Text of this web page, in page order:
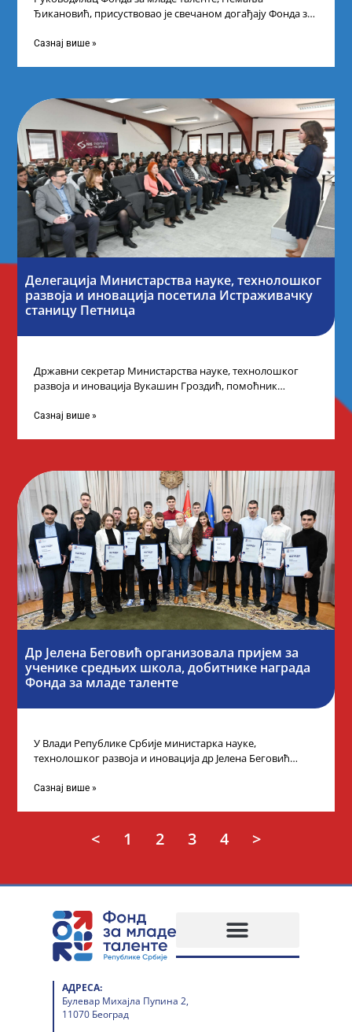
Ђикановић, присуствовао је свечаном догађају Фонда за
Сазнај више »
Делегација Министарства науке, технолошког
развоја и иновација посетила Истраживачку
станицу Петница
Државни секретар Министарства науке, технолошког
развоја и иновација Вукашин Гроздић, помоћник
промоцију
Сазнај више »
Др Јелена Беговић организовала пријем за
ученике средњих школа, добитнике награда
Фонда за младе таленте
У Влади Републике Србије министарка науке,
технолошког развоја и иновација др Јелена Беговић
Сазнај више »
< 1 2 3 4 >
АДРЕСА:
Булевар Михајла Пупина 2,
11070 Београд